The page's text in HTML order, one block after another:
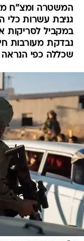
המשטרה ומצ"ח
גניבת עשרות
במקביל לסריקות
נבדקת מעורבות
שכללה כפי הנראה